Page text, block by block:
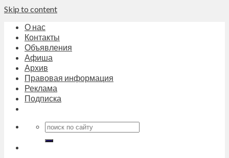
Skip to content
О нас
Контакты
Объявления
Афиша
Архив
Правовая информация
Реклама
Подписка